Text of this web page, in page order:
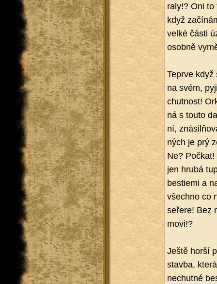
ra­ly!? Oni
když
velké části
osob­ně
Te­pr­ve když
na svém,
chut­nost!
ná s touto
ní,
ných je prý
Ne?
jen hrubá
bes­ti­e­mi a
všech­no co
se­ře­re! Bez
mo­vi!?
Ještě horší
stav­ba,
ne­chut­né